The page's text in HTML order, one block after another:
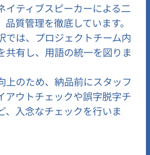
イティブスピーカーによる二
品質管理を徹底しています。
では、プロジェクトチーム内
共有し、用語の統一を図りま
上のため、納品前にスタッフ
アウトチェックや誤字脱字チ
、入念なチェックを行いま